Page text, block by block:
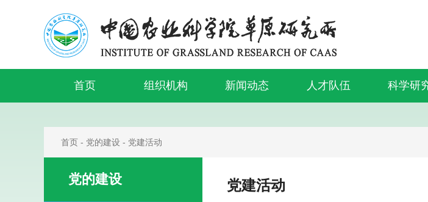
首页 组织机构 新闻动态 人才队伍 科学研
首页 - 党的建设 - 党建活动
党的建设 党建活动